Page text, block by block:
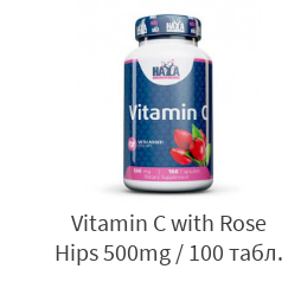
Vitamin C with Rose
Hips 500mg / 100 табл.